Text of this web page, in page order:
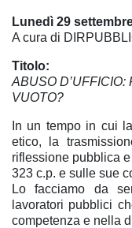
Lunedì 29
A cura di
Titolo:
ABUSO D’UFFICIO:
VUOTO?
In un tempo in cui
etico, la
riflessione pubblica
323 c.p. e sulle sue
Lo facciamo da
lavoratori pubblici
competenza e nella